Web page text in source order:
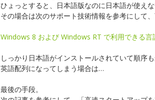
ひょっとすると、日本語版なのに日本語が使え
その場合は次のサポート技術情報を参考にして
Windows 8 および Windows RT で利用できる言
しっかり日本語がインストールされていて順序
英語配列になってしまう場合は…
最後の手段。